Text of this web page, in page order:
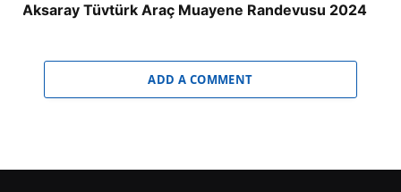
Aksaray Tüvtürk Araç Muayene Randevusu 2024
ADD A COMMENT